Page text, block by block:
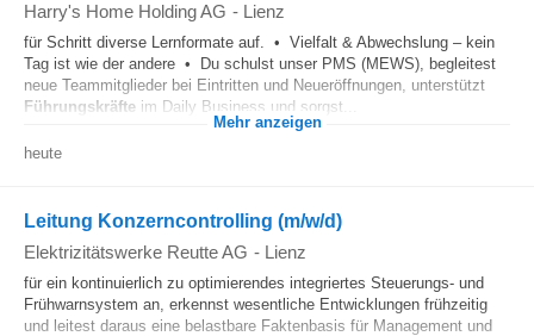
Harry's Home Holding AG - Lienz
für Schritt diverse Lernformate auf. • Vielfalt & Abwechslung – kein
Tag ist wie der andere • Du schulst unser PMS (MEWS), begleitest
neue Teammitglieder bei Eintritten und Neueröffnungen, unterstützt
Führungskräfte im Daily Business und sorgst...
Mehr anzeigen
heute
Leitung Konzerncontrolling (m/w/d)
Elektrizitätswerke Reutte AG - Lienz
für ein kontinuierlich zu optimierendes integriertes Steuerungs- und
Frühwarnsystem an, erkennst wesentliche Entwicklungen frühzeitig
und leitest daraus eine belastbare Faktenbasis für Management und